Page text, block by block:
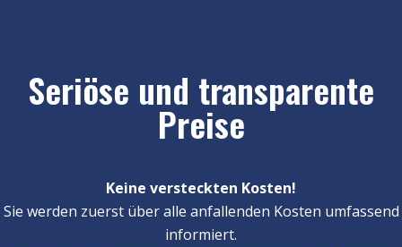
Seriöse und transparente
Preise
Keine versteckten Kosten!
Sie werden zuerst über alle anfallenden Kosten umfassend
informiert.